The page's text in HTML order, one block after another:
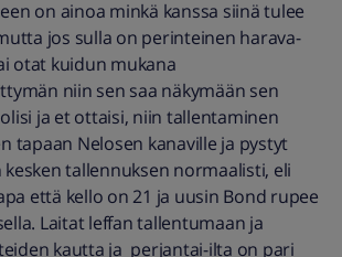
on ainoa minkä kanssa siinä tulee
jos sulla on perinteinen harava-
otat kuidun mukana
niin sen saa näkymään sen
olisi ja et ottaisi, niin tallentaminen
tapaan Nelosen kanaville ja pystyt
tallennuksen normaalisti, eli
että kello on 21 ja uusin Bond rupee
Laitat leffan tallentumaan ja
kautta ja perjantai-ilta on pari